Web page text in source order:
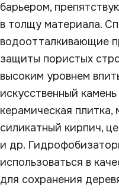
барьером,
в толщу материала.
водоотталкивающие
защиты пористых
высоким уровнем
искусственный
керамическая плитка,
силикатный кирпич,
и др.
использоваться в
для сохранения